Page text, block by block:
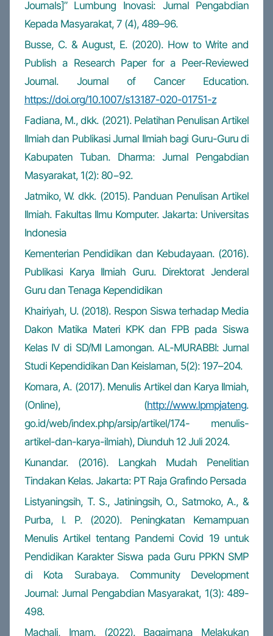
Journals]” Lumbung Inovasi: Jurnal Pengabdian
Kepada Masyarakat, 7 (4), 489–96.
Busse, C. & August, E. (2020). How to Write and
Publish a Research Paper for a Peer-Reviewed
Journal. Journal of Cancer Education.
https://doi.org/10.1007/s13187-020-01751-z
Fadiana, M., dkk. (2021). Pelatihan Penulisan Artikel
Ilmiah dan Publikasi Jurnal Ilmiah bagi Guru-Guru di
Kabupaten Tuban. Dharma: Jurnal Pengabdian
Masyarakat, 1(2): 80−92.
Jatmiko, W. dkk. (2015). Panduan Penulisan Artikel
Ilmiah. Fakultas Ilmu Komputer. Jakarta: Universitas
Indonesia
Kementerian Pendidikan dan Kebudayaan. (2016).
Publikasi Karya Ilmiah Guru. Direktorat Jenderal
Guru dan Tenaga Kependidikan
Khairiyah, U. (2018). Respon Siswa terhadap Media
Dakon Matika Materi KPK dan FPB pada Siswa
Kelas IV di SD/MI Lamongan. AL-MURABBI: Jurnal
Studi Kependidikan Dan Keislaman, 5(2): 197–204.
Komara, A. (2017). Menulis Artikel dan Karya Ilmiah,
(Online), (http://www.lpmpjateng.
go.id/web/index.php/arsip/artikel/174- menulis-
artikel-dan-karya-ilmiah), Diunduh 12 Juli 2024.
Kunandar. (2016). Langkah Mudah Penelitian
Tindakan Kelas. Jakarta: PT Raja Grafindo Persada
Listyaningsih, T. S., Jatiningsih, O., Satmoko, A., &
Purba, I. P. (2020). Peningkatan Kemampuan
Menulis Artikel tentang Pandemi Covid 19 untuk
Pendidikan Karakter Siswa pada Guru PPKN SMP
di Kota Surabaya. Community Development
Journal: Jurnal Pengabdian Masyarakat, 1(3): 489-
498.
Machali, Imam. (2022). Bagaimana Melakukan